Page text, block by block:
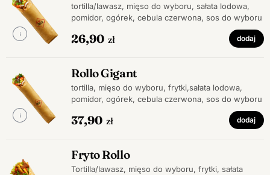
tortilla/lawasz, mięso do wyboru, sałata lodowa,
pomidor, ogórek, cebula czerwona, sos do wyboru
26,90 zł dodaj
Rollo Gigant
tortilla, mięso do wyboru, frytki,sałata lodowa,
pomidor, ogórek, cebula czerwona, sos do wyboru
37,90 zł dodaj
Fryto Rollo
Tortilla/lawasz, mięso do wyboru, frytki, sałata